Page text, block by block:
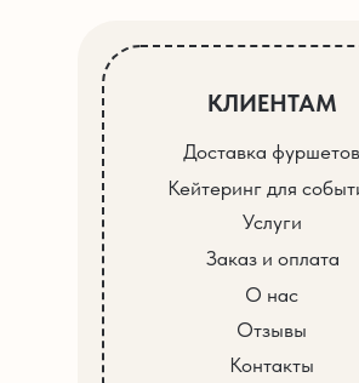
КЛИЕНТАМ
Доставка фуршетов
Кейтеринг для
Услуги
Заказ и оплата
О нас
Отзывы
Контакты